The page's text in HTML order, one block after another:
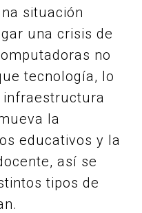
situación
una crisis de
no
tecnología, lo
la
educativos y la
así se
tipos de